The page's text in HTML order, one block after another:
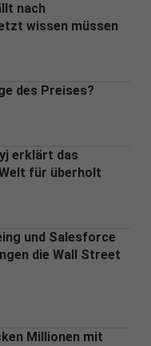
nach
wissen müssen
des Preises?
erklärt das
für überholt
und Salesforce
die Wall Street
Millionen mit